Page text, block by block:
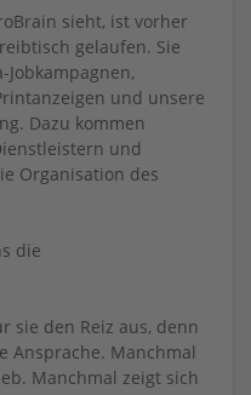
sieht, ist vorher
gelaufen. Sie
und unsere
Dazu kommen
und
Organisation des
die
sie den Reiz aus, denn
Ansprache. Manchmal
Manchmal zeigt sich